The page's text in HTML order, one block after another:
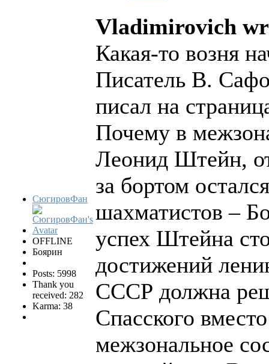
СюгировФан
OFFLINE
Боярин
Posts: 5998
Thank you
received: 282
Karma: 38
Vladimirovich
Какая-то возня
Писатель В.
писал на
Почему в
Леонид Штейн,
за бортом
шахматистов –
успех Штейна
достижений
СССР должна
Спасского
межзональное